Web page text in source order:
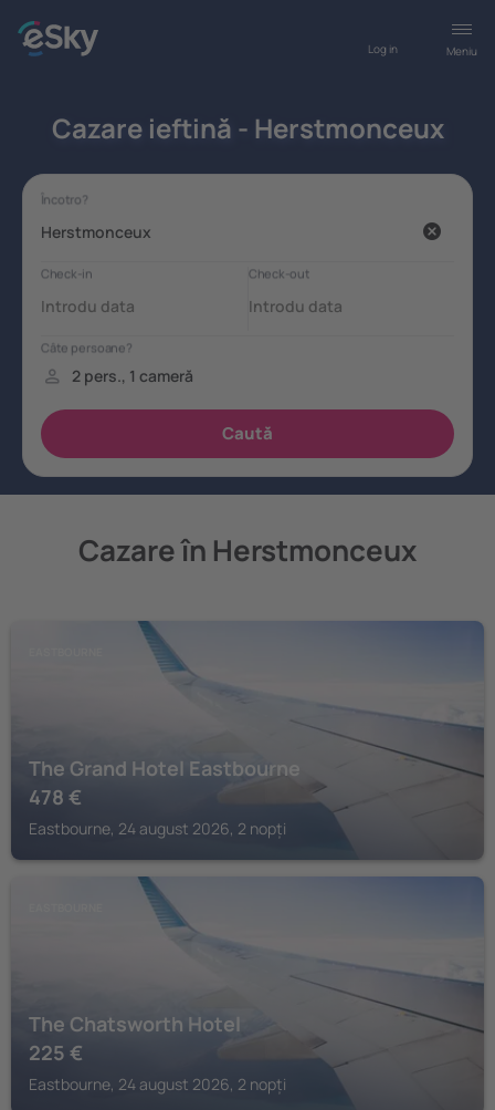
Meniu
Log in
Cazare ieftină - Herstmonceux
Cazare în Herstmonceux
The Grand Hotel Eastbourne
478 €
Eastbourne, 24 august 2026, 2 nopți
The Chatsworth Hotel
225 €
Eastbourne, 24 august 2026, 2 nopți